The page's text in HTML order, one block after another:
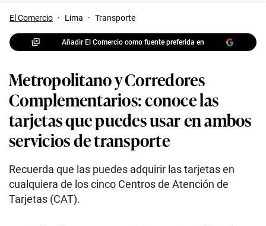
El Comercio · Lima · Transporte
Añadir El Comercio como fuente preferida en
Metropolitano y Corredores
Complementarios: conoce las
tarjetas que puedes usar en ambos
servicios de transporte
Recuerda que las puedes adquirir las tarjetas en
cualquiera de los cinco Centros de Atención de
Tarjetas (CAT).